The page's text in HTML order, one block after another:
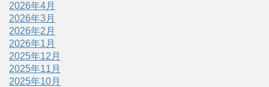
2026年4月
2026年3月
2026年2月
2026年1月
2025年12月
2025年11月
2025年10月